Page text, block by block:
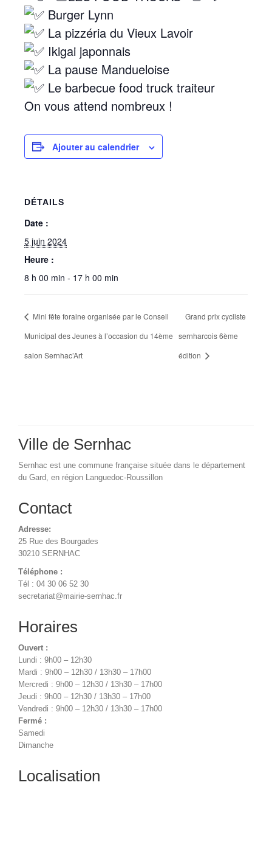
Burger Lynn
La pizzéria du Vieux Lavoir
Ikigai japonnais
La pause Mandueloise
Le barbecue food truck traiteur
On vous attend nombreux !
Ajouter au calendrier
DÉTAILS
Date :
5 juin 2024
Heure :
8 h 00 min - 17 h 00 min
Mini fête foraine organisée par le Conseil
Municipal des Jeunes à l’occasion du 14ème
salon Sernhac’Art
Grand prix cycliste
sernharcois 6ème
édition
Ville de Sernhac
Sernhac est une commune française située dans le département
du Gard, en région Languedoc-Roussillon
Contact
Adresse:
25 Rue des Bourgades
30210 SERNHAC
Téléphone :
Tél : 04 30 06 52 30
secretariat@mairie-sernhac.fr
Horaires
Ouvert :
Lundi : 9h00 – 12h30
Mardi : 9h00 – 12h30 / 13h30 – 17h00
Mercredi : 9h00 – 12h30 / 13h30 – 17h00
Jeudi : 9h00 – 12h30 / 13h30 – 17h00
Vendredi : 9h00 – 12h30 / 13h30 – 17h00
Fermé :
Samedi
Dimanche
Localisation